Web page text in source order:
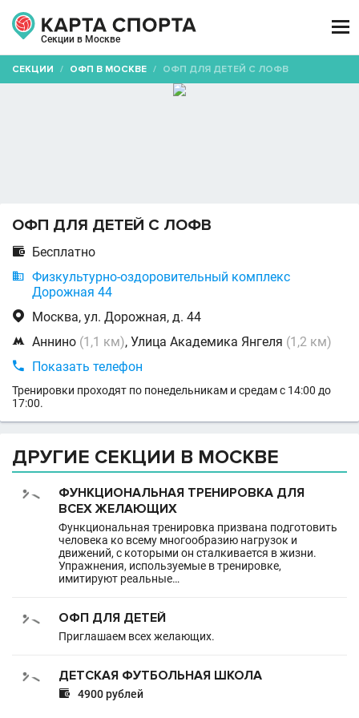
Секции в Москве

СЕКЦИИ / ОФП В МОСКВЕ / ОФП ДЛЯ ДЕТЕЙ С ЛОФВ
ОФП ДЛЯ ДЕТЕЙ С ЛОФВ
 Бесплатно

Физкультурно-оздоровительный комплекс
Дорожная 44
 Москва, ул. Дорожная, д. 44
 Аннино (1,1 км), Улица Академика Янгеля (1,2 км)
 Показать телефон
Тренировки проходят по понедельникам и средам с 14:00 до
17:00.
ДРУГИЕ СЕКЦИИ В МОСКВЕ
ФУНКЦИОНАЛЬНАЯ ТРЕНИРОВКА ДЛЯ
ВСЕХ ЖЕЛАЮЩИХ
Функциональная тренировка призвана подготовить
человека ко всему многообразию нагрузок и
движений, с которыми он сталкивается в жизни.
Упражнения, используемые в тренировке,
имитируют реальные…
ОФП ДЛЯ ДЕТЕЙ
Приглашаем всех желающих.
ДЕТСКАЯ ФУТБОЛЬНАЯ ШКОЛА
 4900 рублей